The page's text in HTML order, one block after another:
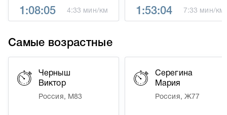
1:08:05 4:33 мин/км 1:53:04 7:33 мин/км
Самые возрастные
Черныш
Виктор
Россия, М83
Серегина
Мария
Россия, Ж77